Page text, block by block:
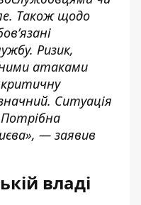
Також щодо
Ризик,
атаками
критичну
Ситуація
— заявив
владі